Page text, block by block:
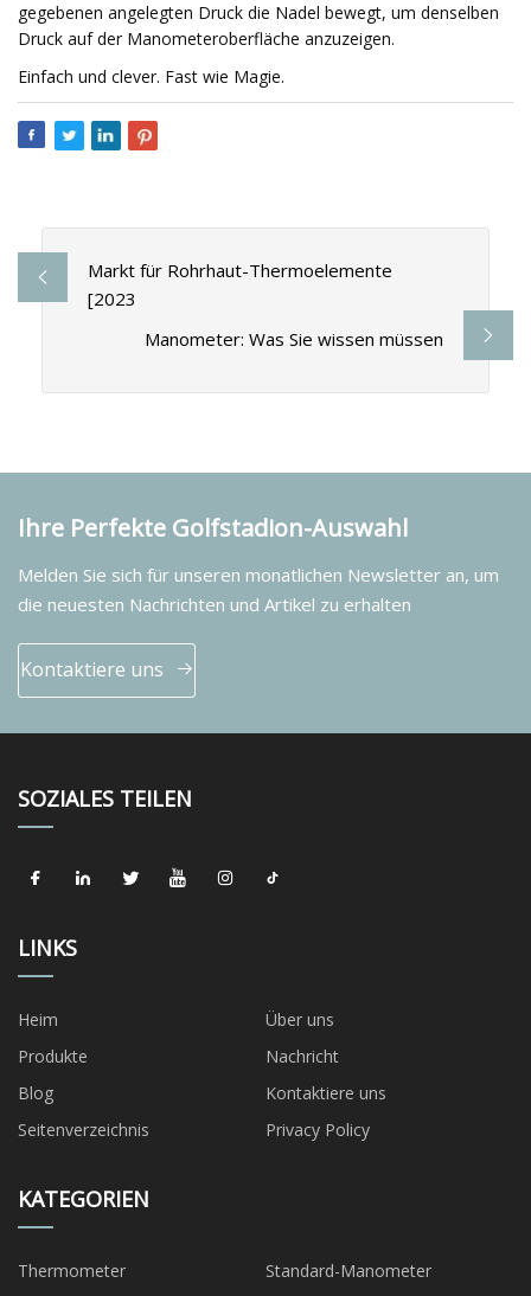
gegebenen angelegten Druck die Nadel bewegt, um denselben
Druck auf der Manometeroberfläche anzuzeigen.
Einfach und clever. Fast wie Magie.
Markt für Rohrhaut-Thermoelemente
[2023
Manometer: Was Sie wissen müssen
Ihre Perfekte Golfstadion-Auswahl
Melden Sie sich für unseren monatlichen Newsletter an, um
die neuesten Nachrichten und Artikel zu erhalten
Kontaktiere uns
SOZIALES TEILEN
LINKS
Heim
Über uns
Produkte
Nachricht
Blog
Kontaktiere uns
Seitenverzeichnis
Privacy Policy
KATEGORIEN
Thermometer
Standard-Manometer